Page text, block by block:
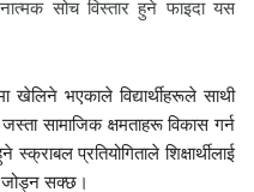
सोच विस्तार हुने फाइदा यस
खेलिने भएकाले विद्यार्थीहरूले साथी
सामाजिक क्षमताहरू विकास गर्न
प्रतियोगिताले शिक्षार्थीलाई
जोड्न सक्छ।